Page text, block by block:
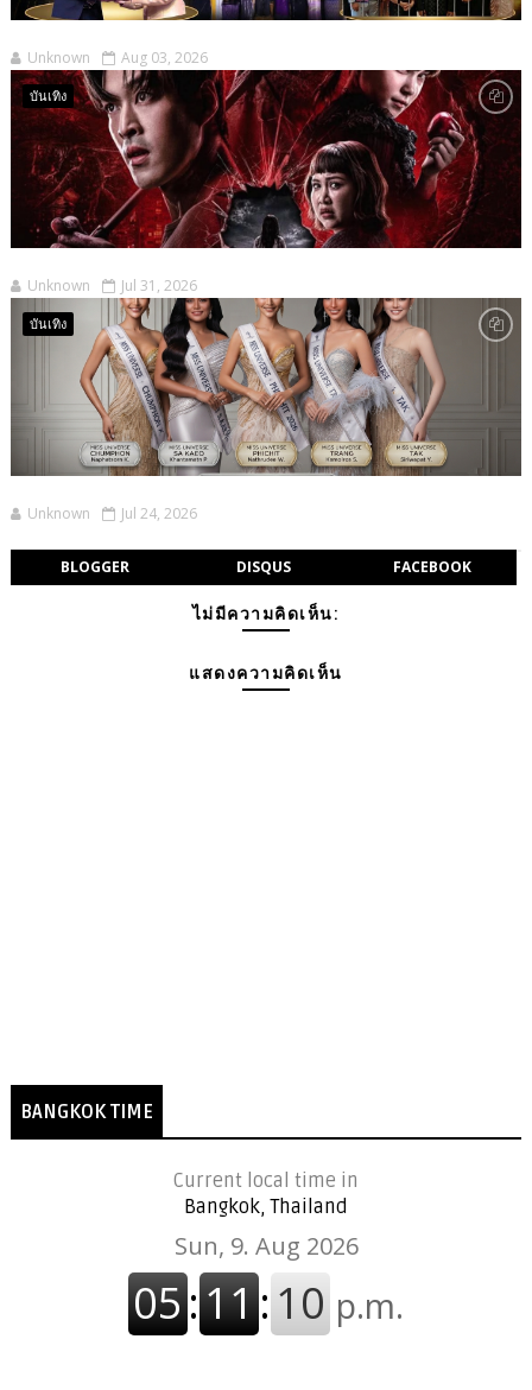
Unknown Aug 03, 2026
บันเทิง
Unknown Jul 31, 2026
บันเทิง
Unknown Jul 24, 2026
BLOGGER DISQUS FACEBOOK
ไม่มีความคิดเห็น:
แสดงความคิดเห็น
BANGKOK TIME
Current local time in
Bangkok, Thailand